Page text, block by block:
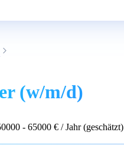
(w/m/d)
- 65000 € / Jahr (geschätzt)